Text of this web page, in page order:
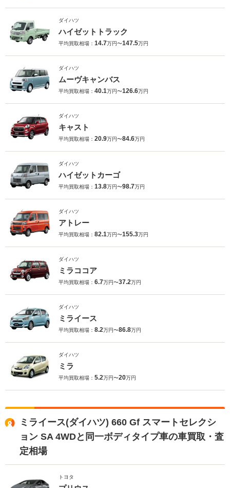
ダイハツ
ハイゼットトラック
平均買取相場： 14.7万円〜147.5万円
ダイハツ
ムーヴキャンバス
平均買取相場： 40.1万円〜126.6万円
ダイハツ
キャスト
平均買取相場： 20.9万円〜84.6万円
ダイハツ
ハイゼットカーゴ
平均買取相場： 13.8万円〜98.7万円
ダイハツ
アトレー
平均買取相場： 82.1万円〜155.3万円
ダイハツ
ミラココア
平均買取相場： 6.7万円〜37.2万円
ダイハツ
ミライース
平均買取相場： 8.2万円〜86.8万円
ダイハツ
ミラ
平均買取相場： 5.2万円〜20万円
ミライース(ダイハツ) 660 Gf スマートセレクシ
ョン SA 4WDと同一ボディタイプ車の車買取・査
定相場
トヨタ